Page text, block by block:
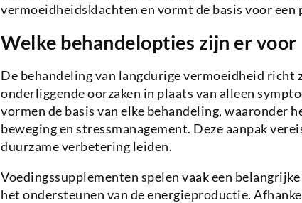
vermoeidheidsklachten en vormt de basis voor
Welke behandelopties zijn er
De behandeling van langdurige vermoeidheid richt
onderliggende oorzaken in plaats van alleen
vormen de basis van elke behandeling, waaronder
beweging en stressmanagement. Deze aanpak
duurzame verbetering leiden.
Voedingssupplementen spelen vaak een
het ondersteunen van de energieproductie.